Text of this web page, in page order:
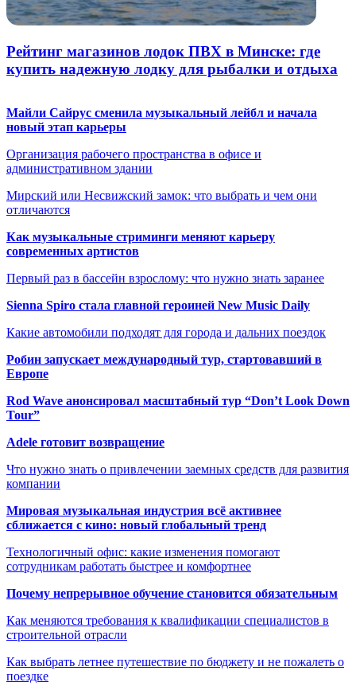
Рейтинг магазинов лодок ПВХ в Минске: где
купить надежную лодку для рыбалки и отдыха
Майли Сайрус сменила музыкальный лейбл и начала
новый этап карьеры
Организация рабочего пространства в офисе и
административном здании
Мирский или Несвижский замок: что выбрать и чем они
отличаются
Как музыкальные стриминги меняют карьеру
современных артистов
Первый раз в бассейн взрослому: что нужно знать заранее
Sienna Spiro стала главной героиней New Music Daily
Какие автомобили подходят для города и дальних поездок
Робин запускает международный тур, стартовавший в
Европе
Rod Wave анонсировал масштабный тур “Don’t Look Down
Tour”
Adele готовит возвращение
Что нужно знать о привлечении заемных средств для развития
компании
Мировая музыкальная индустрия всё активнее
сближается с кино: новый глобальный тренд
Технологичный офис: какие изменения помогают
сотрудникам работать быстрее и комфортнее
Почему непрерывное обучение становится обязательным
Как меняются требования к квалификации специалистов в
строительной отрасли
Как выбрать летнее путешествие по бюджету и не пожалеть о
поездке